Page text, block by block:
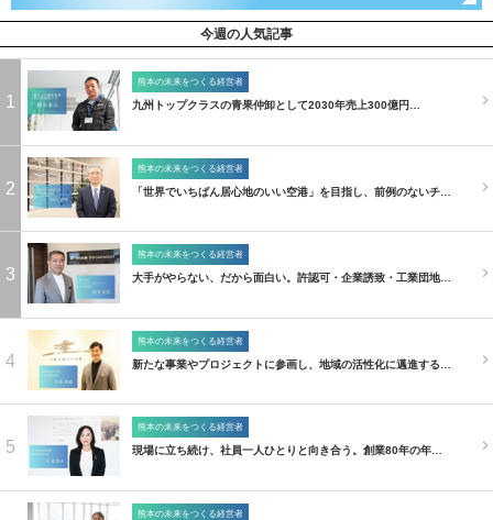
今週の人気記事
1
熊本の未来をつくる経営者
九州トップクラスの青果仲卸として2030年売上300億円…
2
熊本の未来をつくる経営者
「世界でいちばん居心地のいい空港」を目指し、前例のないチ…
3
熊本の未来をつくる経営者
大手がやらない、だから面白い。許認可・企業誘致・工業団地…
4
熊本の未来をつくる経営者
新たな事業やプロジェクトに参画し、地域の活性化に邁進する…
5
熊本の未来をつくる経営者
現場に立ち続け、社員一人ひとりと向き合う。創業80年の年…
熊本の未来をつくる経営者